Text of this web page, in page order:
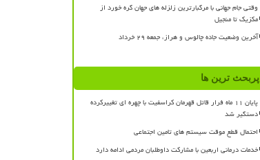
وقتی جام جهانی با مرگبارترین زلزله های جهان گره خورد از
مکزیک تا منجیل
آخرین وضعیت جاده چالوس و هراز، جمعه ۲۹ خرداد
پربحث ترین ها
پایان ۱۱ ماه فرار قاتل قهرمان کراسفیت با چهره ای تغییرکرده
دستگیر شد
احتمال قطع موقت سیستم های تامین اجتماعی
خدمات درمانی اربعین با مشارکت داوطلبان مردمی ادامه دارد